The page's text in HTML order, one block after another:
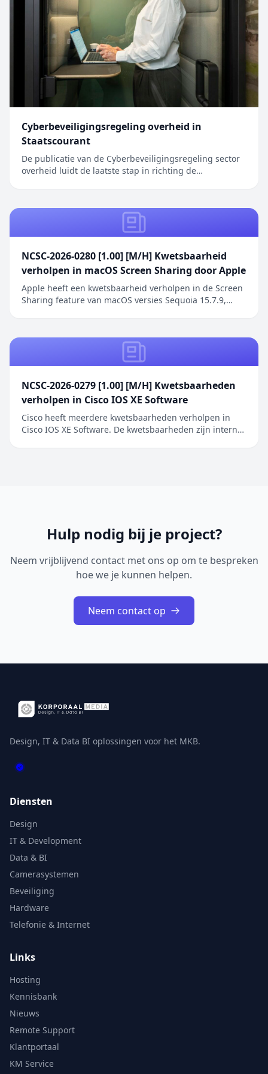
Cyberbeveiligingsregeling overheid in
Staatscourant
De publicatie van de Cyberbeveiligingsregeling sector
overheid luidt de laatste stap in richting de
Staatscourant verscheen eerst op Digitale Overheid.
NCSC-2026-0280 [1.00] [M/H] Kwetsbaarheid
verholpen in macOS Screen Sharing door Apple
Apple heeft een kwetsbaarheid verholpen in de Screen
Sharing feature van macOS versies Sequoia 15.7.9,
Sharing functionaliteit waarbij netwerkaanvallers
toegang kunnen verkrijgen zonder geldige
NCSC-2026-0279 [1.00] [M/H] Kwetsbaarheden
verholpen in Cisco IOS XE Software
Cisco heeft meerdere kwetsbaarheden verholpen in
Cisco IOS XE Software. De kwetsbaarheden zijn intern
Hulp nodig bij je project?
Neem vrijblijvend contact met ons op om te bespreken
hoe we je kunnen helpen.
Neem contact op
Design, IT & Data BI oplossingen voor het MKB.
Diensten
Design
IT & Development
Data & BI
Camerasystemen
Beveiliging
Hardware
Telefonie & Internet
Links
Hosting
Kennisbank
Nieuws
Remote Support
Klantportaal
KM Service